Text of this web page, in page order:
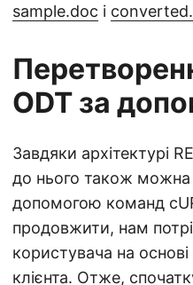
sample.doc і
ODT за
Завдяки архітектурі
до нього також
допомогою команд
продовжити, нам
користувача на
клієнта. Отже,